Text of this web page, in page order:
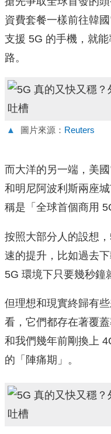
資費套餐一樣前往韓
支援 5G 的手機，就
路。
▲ 圖片來源： Reuters
而大洋的另一端，美
和明尼阿波利斯兩座
稱是「全球首個商用
按照大部分人的設想
速的提升，比如過去
5G 環境下只要幾秒鐘
但理想和現實終歸有
看，它們都存在著覆
和我們幾年前剛換上
的「陣痛期」。